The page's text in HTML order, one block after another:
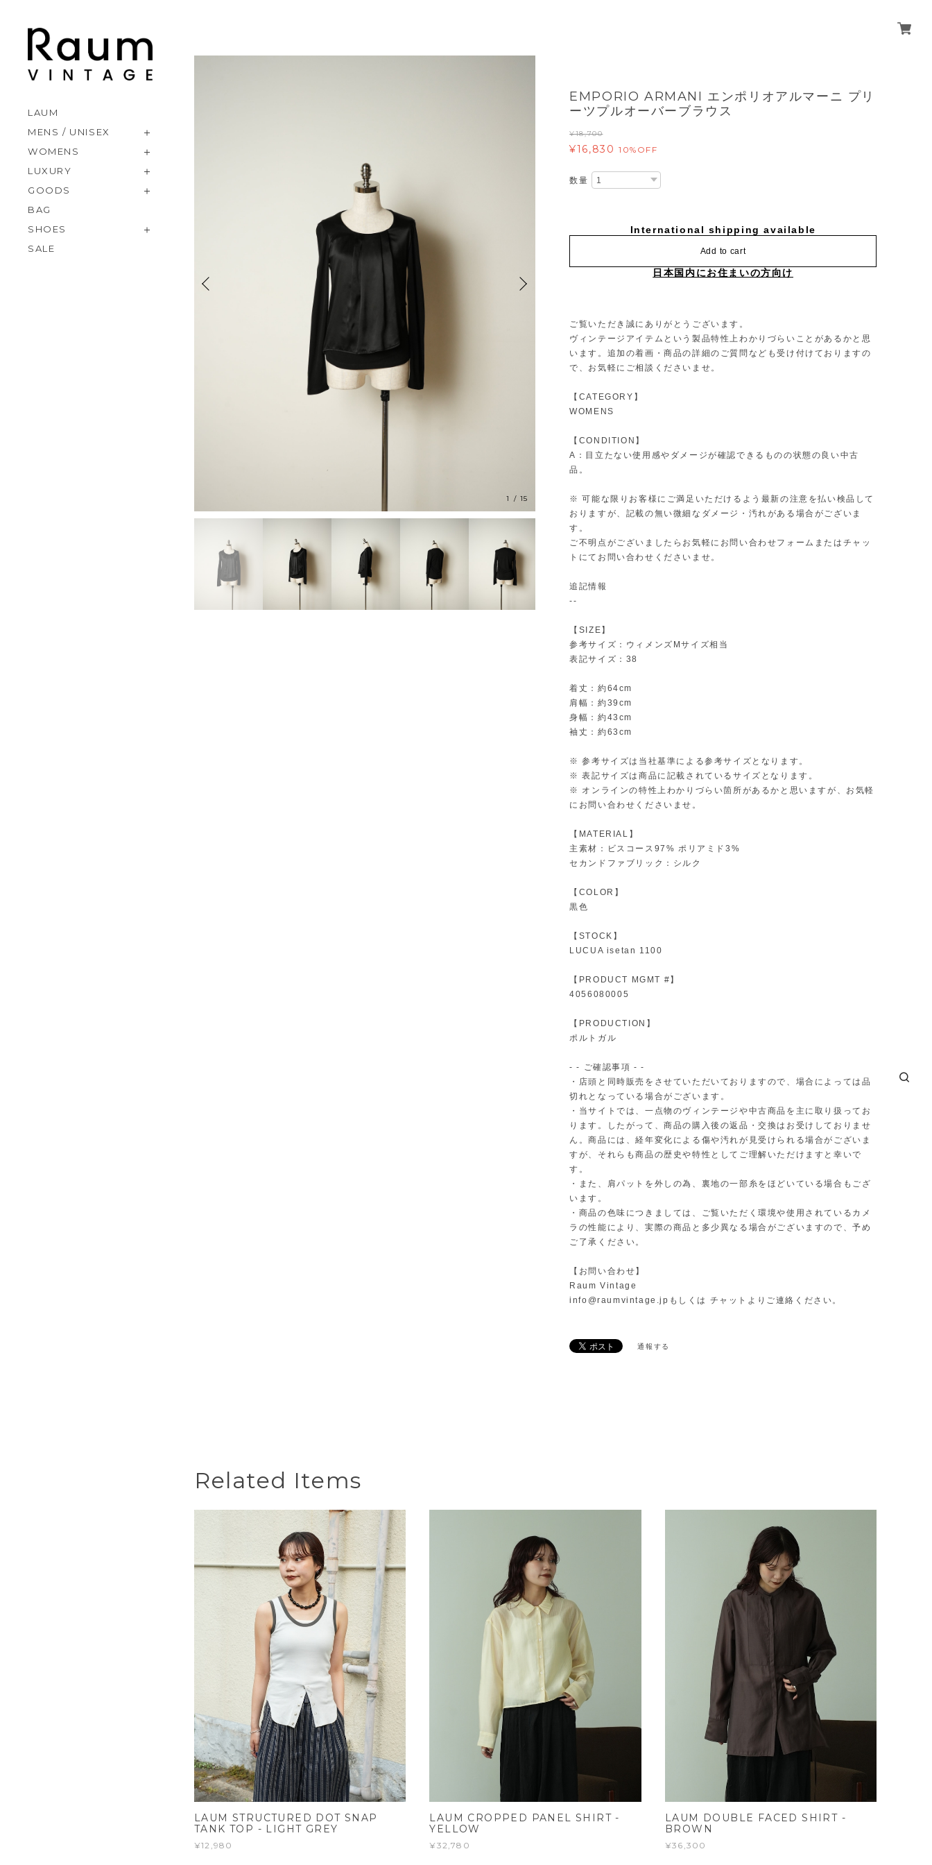
LAUM
MENS / UNISEX
WOMENS
LUXURY
GOODS
BAG
SHOES
SALE
1 / 15
EMPORIO ARMANI エンポリオアルマーニ プリ
ーツプルオーバーブラウス
¥18,700
¥16,830 10%OFF
数量
International shipping available
Add to cart
日本国内にお住まいの方向け
ご覧いただき誠にありがとうございます。
ヴィンテージアイテムという製品特性上わかりづらいことがあるかと思
います。追加の着画・商品の詳細のご質問なども受け付けておりますの
で、お気軽にご相談くださいませ。
【CATEGORY】
WOMENS
【CONDITION】
A：目立たない使用感やダメージが確認できるものの状態の良い中古
品。
※ 可能な限りお客様にご満足いただけるよう最新の注意を払い検品して
おりますが、記載の無い微細なダメージ・汚れがある場合がございま
す。
ご不明点がございましたらお気軽にお問い合わせフォームまたはチャッ
トにてお問い合わせくださいませ。
追記情報
--
【SIZE】
参考サイズ：ウィメンズMサイズ相当
表記サイズ：38
着丈：約64cm
肩幅：約39cm
身幅：約43cm
袖丈：約63cm
※ 参考サイズは当社基準による参考サイズとなります。
※ 表記サイズは商品に記載されているサイズとなります。
※ オンラインの特性上わかりづらい箇所があるかと思いますが、お気軽
にお問い合わせくださいませ。
【MATERIAL】
主素材：ビスコース97% ポリアミド3%
セカンドファブリック：シルク
【COLOR】
黒色
【STOCK】
LUCUA isetan 1100
【PRODUCT MGMT #】
4056080005
【PRODUCTION】
ポルトガル
- - ご確認事項 - -
・店頭と同時販売をさせていただいておりますので、場合によっては品
切れとなっている場合がございます。
・当サイトでは、一点物のヴィンテージや中古商品を主に取り扱ってお
ります。したがって、商品の購入後の返品・交換はお受けしておりませ
ん。商品には、経年変化による傷や汚れが見受けられる場合がございま
すが、それらも商品の歴史や特性としてご理解いただけますと幸いで
す。
・また、肩パットを外しの為、裏地の一部糸をほどいている場合もござ
います。
・商品の色味につきましては、ご覧いただく環境や使用されているカメ
ラの性能により、実際の商品と多少異なる場合がございますので、予め
ご了承ください。
【お問い合わせ】
Raum Vintage
info@raumvintage.jp もしくは チャットよりご連絡ください。
通報する
Related Items
LAUM STRUCTURED DOT SNAP
TANK TOP - LIGHT GREY
¥12,980
LAUM CROPPED PANEL SHIRT -
YELLOW
¥32,780
LAUM DOUBLE FACED SHIRT -
BROWN
¥36,300